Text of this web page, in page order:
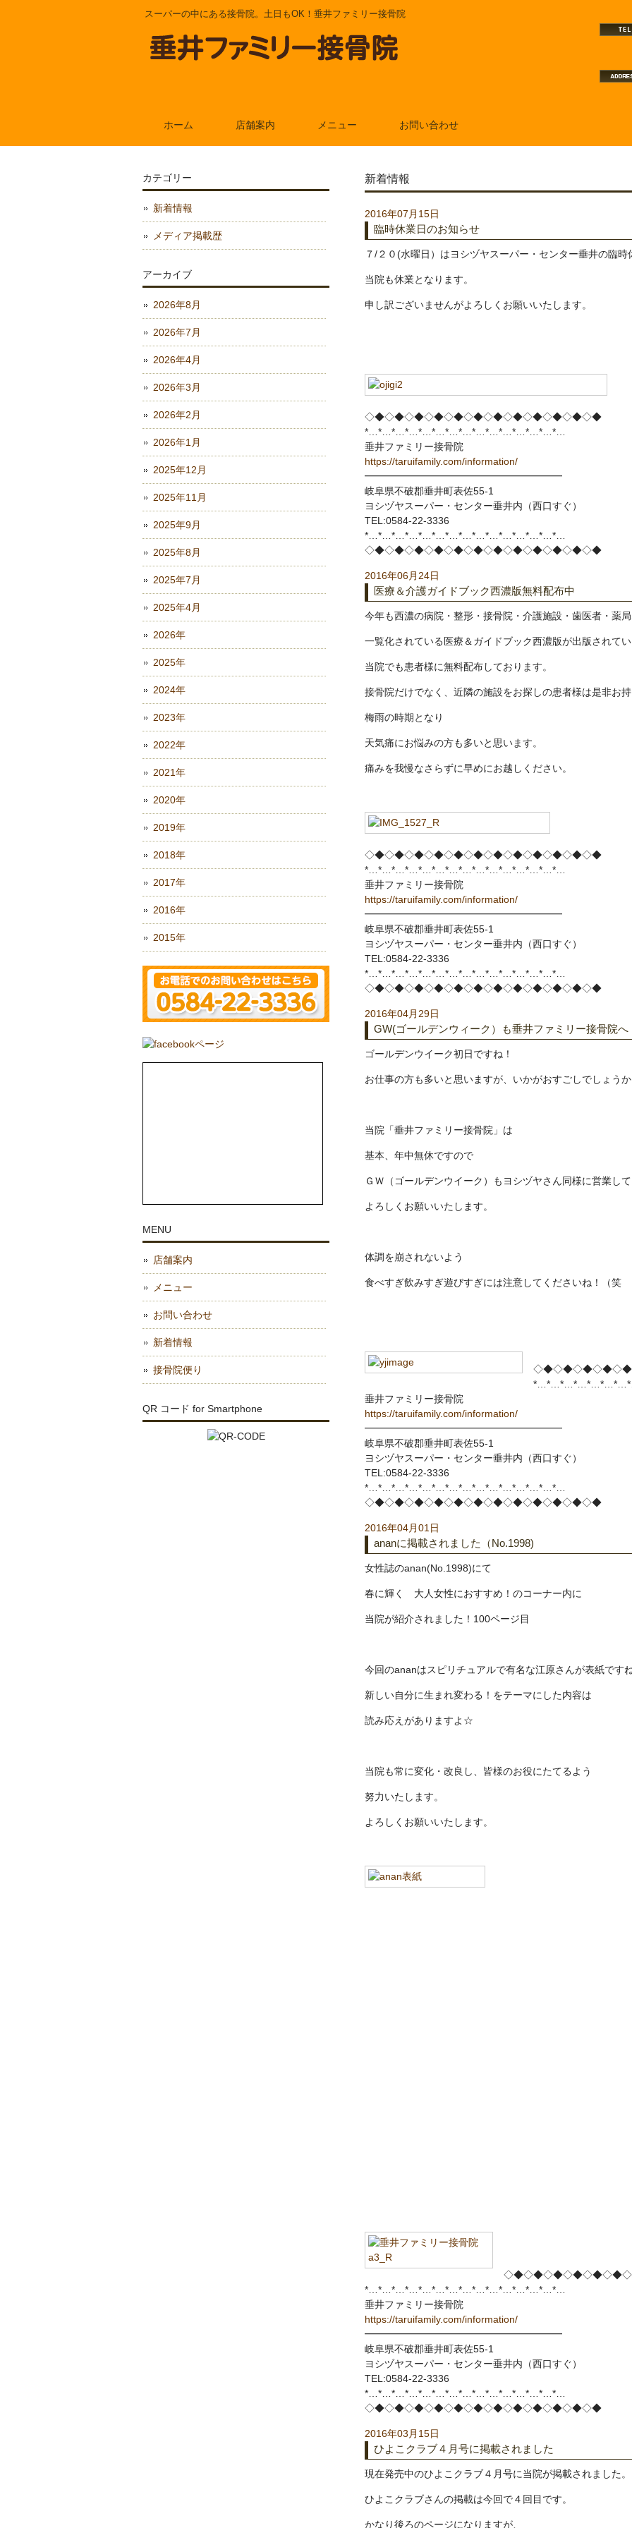
スーパーの中にある接骨院。土日もOK！垂井ファミリー接骨院
ホーム 店舗案内 メニュー お問い合わせ
新着情報
2016年07月15日
臨時休業日のお知らせ
７/２０(水曜日）はヨシヅヤスーパー・センター垂井の臨時
当院も休業となります。
申し訳ございませんがよろしくお願いいたします。
◇◆◇◆◇◆◇◆◇◆◇◆◇◆◇◆◇◆◇◆◇◆◇◆
*…*…*…*…*…*…*…*…*…*…*…*…*…*…*…
垂井ファミリー接骨院
https://taruifamily.com/information/
━━━━━━━━━━━━━━━━━━━━
岐阜県不破郡垂井町表佐55-1
ヨシヅヤスーパー・センター垂井内（西口すぐ）
TEL:0584-22-3336
*…*…*…*…*…*…*…*…*…*…*…*…*…*…*…
◇◆◇◆◇◆◇◆◇◆◇◆◇◆◇◆◇◆◇◆◇◆◇◆
2016年06月24日
医療＆介護ガイドブック西濃版無料配布中
今年も西濃の病院・整形・接骨院・介護施設・歯医者・薬
一覧化されている医療＆ガイドブック西濃版が出版されて
当院でも患者様に無料配布しております。
接骨院だけでなく、近隣の施設をお探しの患者様は是非お
梅雨の時期となり
天気痛にお悩みの方も多いと思います。
痛みを我慢なさらずに早めにお越しください。
◇◆◇◆◇◆◇◆◇◆◇◆◇◆◇◆◇◆◇◆◇◆◇◆
*…*…*…*…*…*…*…*…*…*…*…*…*…*…*…
垂井ファミリー接骨院
https://taruifamily.com/information/
━━━━━━━━━━━━━━━━━━━━
岐阜県不破郡垂井町表佐55-1
ヨシヅヤスーパー・センター垂井内（西口すぐ）
TEL:0584-22-3336
*…*…*…*…*…*…*…*…*…*…*…*…*…*…*…
◇◆◇◆◇◆◇◆◇◆◇◆◇◆◇◆◇◆◇◆◇◆◇◆
2016年04月29日
GW(ゴールデンウィーク）も垂井ファミリー接骨院へ
ゴールデンウイーク初日ですね！
お仕事の方も多いと思いますが、いかがおすごしでしょう
当院「垂井ファミリー接骨院」は
基本、年中無休ですので
ＧＷ（ ゴールデンウイーク） もヨシヅヤさん同様に営業し
よろしくお願いいたします。
体調を崩されないよう
食べすぎ飲みすぎ遊びすぎには注意してくださいね！（笑
垂井ファミリー接骨院
https://taruifamily.com/information/
━━━━━━━━━━━━━━━━━━━━
岐阜県不破郡垂井町表佐55-1
ヨシヅヤスーパー・センター垂井内（西口すぐ）
TEL:0584-22-3336
*…*…*…*…*…*…*…*…*…*…*…*…*…*…*…
◇◆◇◆◇◆◇◆◇◆◇◆◇◆◇◆◇◆◇◆◇◆◇◆
2016年04月01日
ananに掲載されました（No.1998)
女性誌のanan(No.1998)にて
春に輝く 大人女性におすすめ！のコーナー内に
当院が紹介されました！100ページ目
今回のananはスピリチュアルで有名な江原さんが表紙です
新しい自分に生まれ変わる！をテーマにした内容は
読み応えがありますよ☆
当院も常に変化・改良し、皆様のお役にたてるよう
努力いたします。
よろしくお願いいたします。
*…*…*…*…*…*…*…*…*…*…*…*…*…*…*…
垂井ファミリー接骨院
https://taruifamily.com/information/
━━━━━━━━━━━━━━━━━━━━
岐阜県不破郡垂井町表佐55-1
ヨシヅヤスーパー・センター垂井内（西口すぐ）
TEL:0584-22-3336
*…*…*…*…*…*…*…*…*…*…*…*…*…*…*…
◇◆◇◆◇◆◇◆◇◆◇◆◇◆◇◆◇◆◇◆◇◆◇◆
2016年03月15日
ひよこクラブ４月号に掲載されました
現在発売中のひよこクラブ４月号に当院が掲載されました。
ひよこクラブさんの掲載は今回で４回目です。
かなり後ろのページになりますが、
カテゴリー
新着情報
メディア掲載歴
アーカイブ
2026年8月
2026年7月
2026年4月
2026年3月
2026年2月
2026年1月
2025年12月
2025年11月
2025年9月
2025年8月
2025年7月
2025年4月
2026年
2025年
2024年
2023年
2022年
2021年
2020年
2019年
2018年
2017年
2016年
2015年
MENU
店舗案内
メニュー
お問い合わせ
新着情報
接骨院便り
QR コード for Smartphone